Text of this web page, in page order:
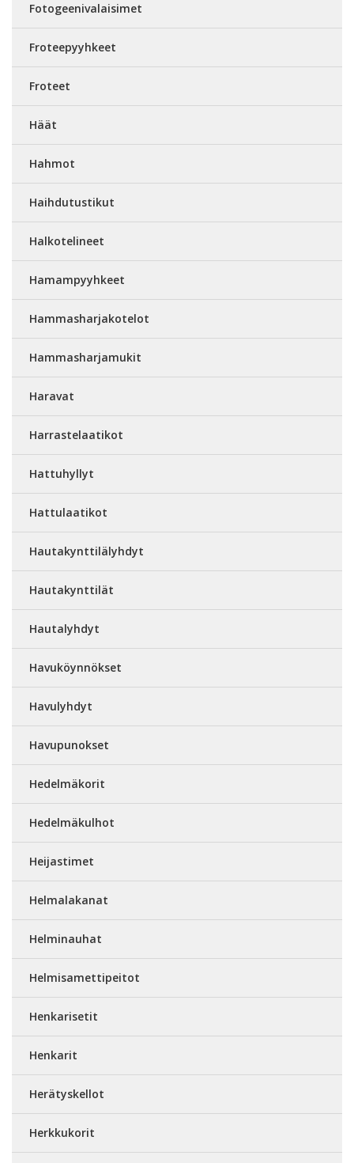
Fotogeenivalaisimet
Froteepyyhkeet
Froteet
Häät
Hahmot
Haihdutustikut
Halkotelineet
Hamampyyhkeet
Hammasharjakotelot
Hammasharjamukit
Haravat
Harrastelaatikot
Hattuhyllyt
Hattulaatikot
Hautakynttilälyhdyt
Hautakynttilät
Hautalyhdyt
Havuköynnökset
Havulyhdyt
Havupunokset
Hedelmäkorit
Hedelmäkulhot
Heijastimet
Helmalakanat
Helminauhat
Helmisamettipeitot
Henkarisetit
Henkarit
Herätyskellot
Herkkukorit